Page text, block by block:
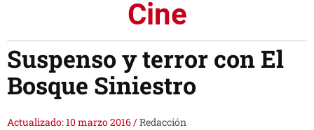
Cine
Suspenso y terror con El
Bosque Siniestro
Actualizado: 10 marzo 2016/Redacción